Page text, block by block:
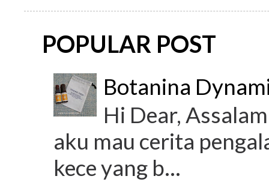
POPULAR POST
Botanina
Hi Dear,
aku mau cerita
kece yang b...